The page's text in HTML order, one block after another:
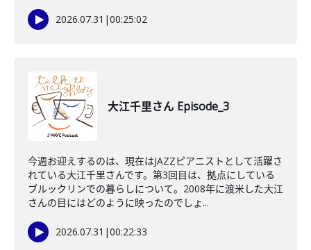
2026.07.31 |00:25:02
大江千里さん Episode_3
今週お迎えするのは、現在はJAZZピアニストとして活躍さ
れている大江千里さんです。第3回目は、拠点にしている
ブルックリンでの暮らしについて。2008年に渡米した大江
さんの目にはどのように映ったのでしょ...
2026.07.31 |00:22:33